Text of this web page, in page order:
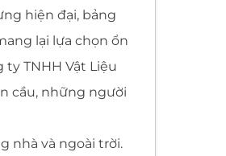
hiện đại, bảng
lại lựa chọn ổn
TNHH Vật Liệu
cầu, những người
nhà và ngoài trời.